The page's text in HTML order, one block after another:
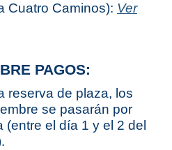
Cuatro Caminos): Ver
PAGOS:
reserva de plaza, los
se pasarán por
el día 1 y el 2 del